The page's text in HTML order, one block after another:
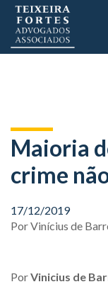
Maioria
crime
17/12/2019
PorVinícius de
PorVinicius de